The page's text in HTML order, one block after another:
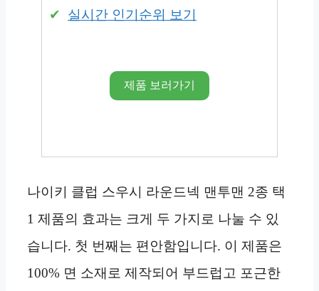
실시간 인기순위 보기
제품 보러가기
나이키 클럽 스우시 라운드넥 맨투맨 2종 택
1 제품의 효과는 크게 두 가지로 나눌 수 있
습니다. 첫 번째는 편안함입니다. 이 제품은
100% 면 소재로 제작되어 부드럽고 포근한